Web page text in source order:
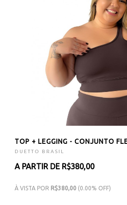
TOP + LEGGING - CONJUNTO
DUETTO BRASIL
A PARTIR DE R$380,00
À VISTA POR R$380,00 (0.00% OFF)